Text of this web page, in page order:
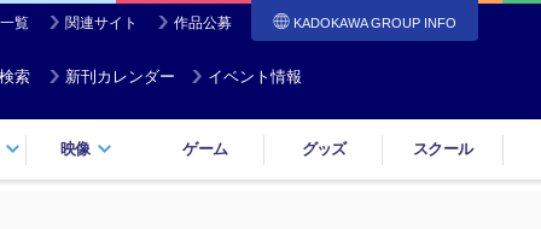
覧 関連サイト 作品公募 KADOKAWA GROUP INFO
索 新刊カレンダー イベント情報
映像 ゲーム グッズ スクール